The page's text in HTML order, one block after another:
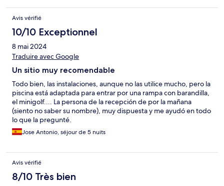
Avis vérifié
10/10 Exceptionnel
8 mai 2024
Traduire avec Google
Un sitio muy recomendable
Todo bien, las instalaciones, aunque no las utilice mucho, pero la
piscina está adaptada para entrar por una rampa con barandilla,
el minigolf.... La persona de la recepción de por la mañana
(siento no saber su nombre), muy dispuesta y me ayudó en todo
lo que la pregunté.
Jose Antonio, séjour de 5 nuits
Avis vérifié
8/10 Très bien